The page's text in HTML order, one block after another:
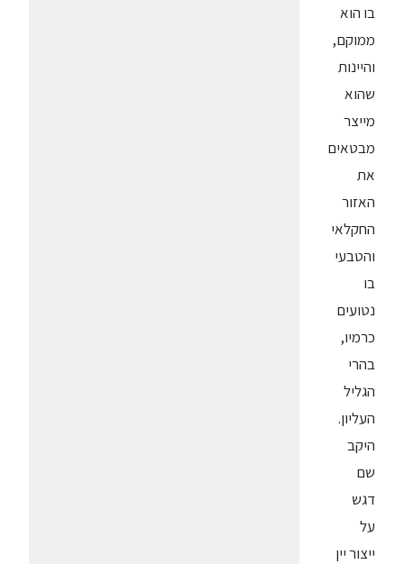
בו הוא
ממוקם,
והיינות
שהוא
מייצר
מבטאים
את
האזור
החקלאי
והטבעי
בו
נטועים
כרמיו,
בהרי
הגליל
העליון.
היקב
שם
דגש
על
ייצור יין